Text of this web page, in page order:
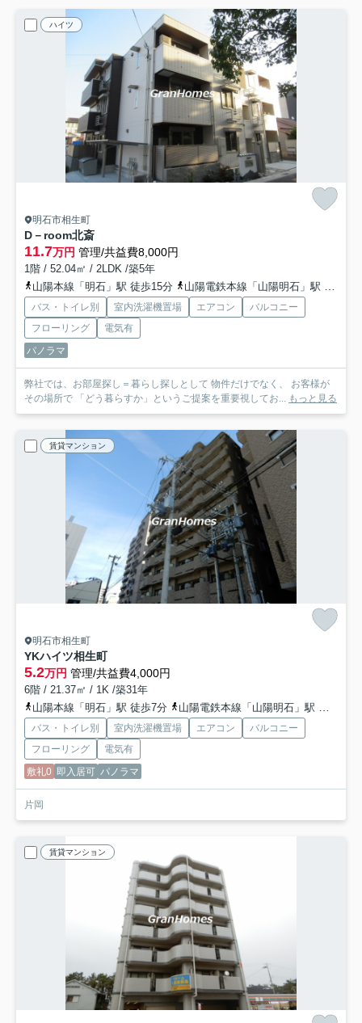
ハイツ
明石市相生町
D－room北斎
11.7万円 管理/共益費8,000円
1階 / 52.04㎡ / 2LDK /築5年
山陽本線「明石」駅 徒歩15分
山陽電鉄本線「山陽明石」駅 徒歩13分
バス・トイレ別 室内洗濯機置場 エアコン
バルコニー
フローリング
電気有
パノラマ
弊社では、お部屋探し＝暮らし探しとして 物件だけでなく、 お客様が
その場所で 「どう暮らすか」というご提案を重要視してお... もっと見る
賃貸マンション
明石市相生町
YKハイツ相生町
5.2万円 管理/共益費4,000円
6階 / 21.37㎡ / 1K /築31年
山陽本線「明石」駅 徒歩7分
山陽電鉄本線「山陽明石」駅 徒歩8分
バス・トイレ別 室内洗濯機置場 エアコン
バルコニー
フローリング
電気有
敷礼0 即入居可 パノラマ
片岡
賃貸マンション